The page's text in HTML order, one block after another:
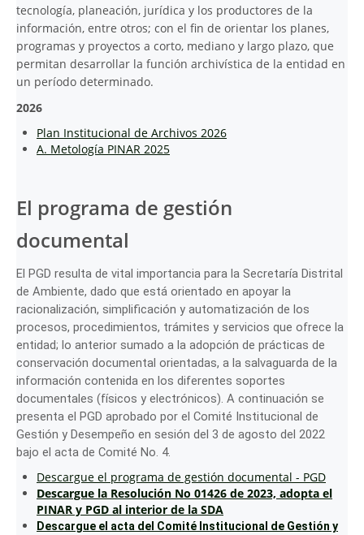
tecnología, planeación, jurídica y los productores de la
información, entre otros; con el fin de orientar los planes,
programas y proyectos a corto, mediano y largo plazo, que
permitan desarrollar la función archivística de la entidad en
un período determinado.
2026
Plan Institucional de Archivos 2026
A. Metología PINAR 2025
El programa de gestión
documental
El PGD resulta de vital importancia para la Secretaría Distrital
de Ambiente, dado que está orientado en apoyar la
racionalización, simplificación y automatización de los
procesos, procedimientos, trámites y servicios que ofrece la
entidad; lo anterior sumado a la adopción de prácticas de
conservación documental orientadas, a la salvaguarda de la
información contenida en los diferentes soportes
documentales (físicos y electrónicos). A continuación se
presenta el PGD aprobado por el Comité Institucional de
Gestión y Desempeño en sesión del 3 de agosto del 2022
bajo el acta de Comité No. 4.
Descargue el programa de gestión documental - PGD
Descargue la Resolución No 01426 de 2023, adopta el
PINAR y PGD al interior de la SDA
Descargue el acta del Comité Institucional de Gestión y